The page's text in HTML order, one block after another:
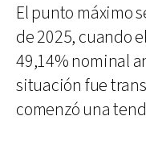
El punto máximo
de 2025, cuando
49,14% nominal
situación fue
comenzó una